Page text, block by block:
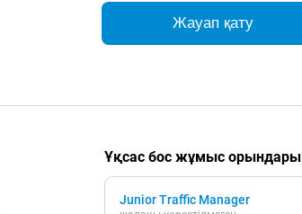
Жауап қату
Ұқсас бос жұмыс орындары
Junior Traffic Manager